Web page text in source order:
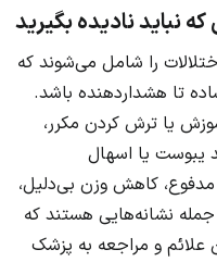
نباید نادیده بگیرید
را شامل می‌شوند که
تا هشداردهنده باشد.
یا ترش کردن مکرر،
یبوست یا اسهال
کاهش وزن بی‌دلیل،
نشانه‌هایی هستند که
علائم و مراجعه به پزشک